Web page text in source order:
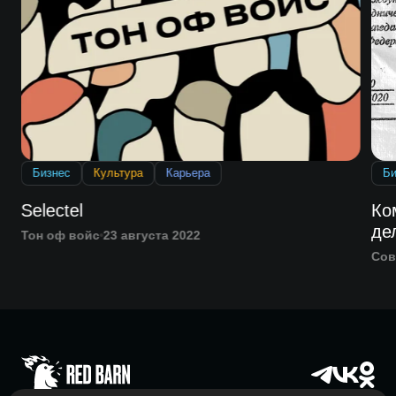
Бизнес Культура Карьера
Selectel
Тон оф войс 23 августа 2022